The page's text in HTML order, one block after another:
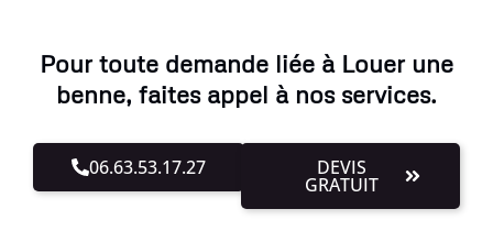
Pour toute demande liée à Louer une
benne, faites appel à nos services.
06.63.53.17.27 DEVIS
GRATUIT